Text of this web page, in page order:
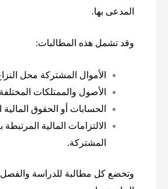
المدعى بها.
وقد تشمل هذه المطالبات:
الأموال المشتركة محل
الأصول والممتلكات
الحسابات أو الحقوق
الالتزامات المالية المرتبطة
المشتركة.
وتخضع كل مطالبة للدراسة والفصل